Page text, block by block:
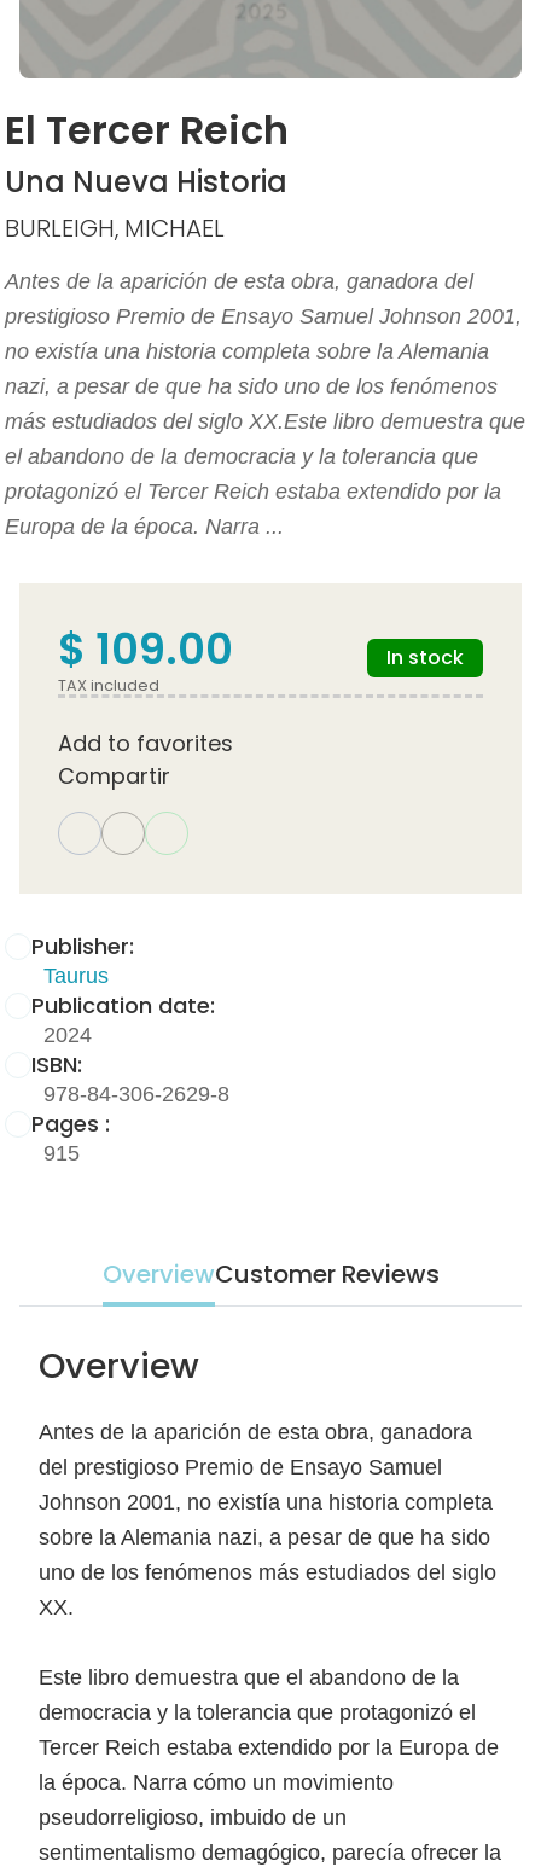
El Tercer Reich
Una Nueva Historia
BURLEIGH, MICHAEL
Antes de la aparición de esta obra, ganadora del
prestigioso Premio de Ensayo Samuel Johnson 2001,
no existía una historia completa sobre la Alemania
nazi, a pesar de que ha sido uno de los fenómenos
más estudiados del siglo XX.Este libro demuestra que
el abandono de la democracia y la tolerancia que
protagonizó el Tercer Reich estaba extendido por la
Europa de la época. Narra ...
Publisher:
Taurus
Publication date:
2024
ISBN:
978-84-306-2629-8
Pages :
915
$ 109.00
TAX included
In stock
Add to favorites
Compartir
OverviewCustomer Reviews
Overview
Antes de la aparición de esta obra, ganadora
del prestigioso Premio de Ensayo Samuel
Johnson 2001, no existía una historia completa
sobre la Alemania nazi, a pesar de que ha sido
uno de los fenómenos más estudiados del siglo
XX.
Este libro demuestra que el abandono de la
democracia y la tolerancia que protagonizó el
Tercer Reich estaba extendido por la Europa de
la época. Narra cómo un movimiento
pseudorreligioso, imbuido de un
sentimentalismo demagógico, parecía ofrecer la